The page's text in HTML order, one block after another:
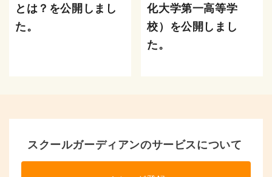
とは？を公開しまし
た。
化大学第一高等学
校）を公開しまし
た。
スクールガーディアンのサービスについて